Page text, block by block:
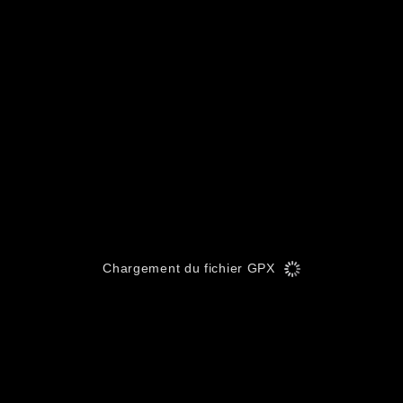
Chargement du fichier GPX